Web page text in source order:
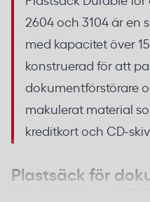
2604 och 3104 är en
med kapacitet över
konstruerad för att
dokumentförstörare
makulerat material
kreditkort och CD-
Plastsäck för